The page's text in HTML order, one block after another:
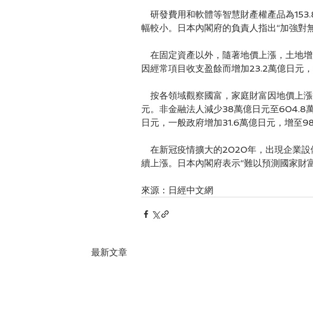
研發費用和軟體等智慧財產權產品為
幅較小。日本內閣府的負責人指出“加強對
在固定資產以外，隨著地價上漲，土地
因經常項目收支盈餘而增加23.2萬億日元
按各領域觀察國富，家庭財富因地價上
元。非金融法人減少38萬億日元至604.8
日元，一般政府增加31.6萬億日元，增至
在新冠疫情擴大的2020年，出現企業設
續上漲。日本內閣府表示“難以預測國家財
來源：日經中文網
最新文章